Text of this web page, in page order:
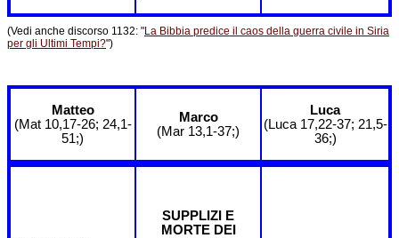
(Vedi anche discorso 1132: "La Bibbia predice il caos della guerra civile in Siria
per gli Ultimi Tempi?")
Matteo
(Mat 10,17-26; 24,1-
51;)
Marco
(Mar 13,1-37;)
Luca
(Luca 17,22-37; 21,5-
36;)
SUPPLIZI E
MORTE DEI